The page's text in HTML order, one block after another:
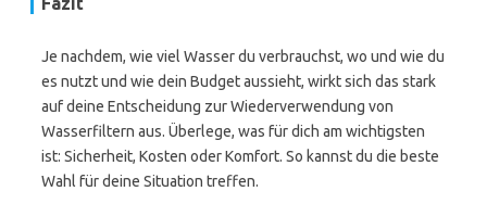
Je nachdem, wie viel Wasser du verbrauchst, wo und wie du
es nutzt und wie dein Budget aussieht, wirkt sich das stark
auf deine Entscheidung zur Wiederverwendung von
Wasserfiltern aus. Überlege, was für dich am wichtigsten
ist: Sicherheit, Kosten oder Komfort. So kannst du die beste
Wahl für deine Situation treffen.